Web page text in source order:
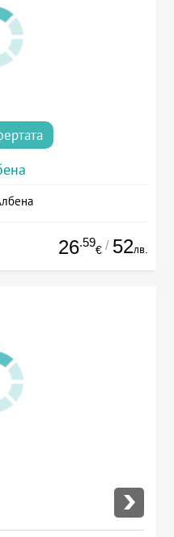
26.59
€ / 52лв.